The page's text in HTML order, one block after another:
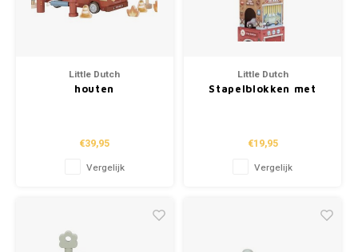
Little Dutch
houten
€39,95
Vergelijk
Little Dutch
Stapelblokken met
€19,95
Vergelijk